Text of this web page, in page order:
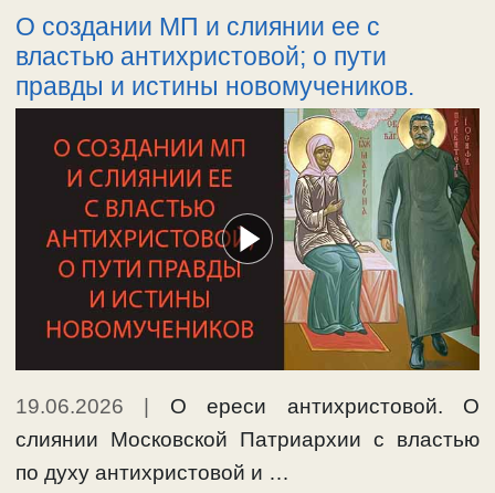
О создании МП и слиянии ее с
властью антихристовой; о пути
правды и истины новомучеников.
19.06.2026
О ереси антихристовой. О
слиянии Московской Патриархии с властью
по духу антихристовой и …